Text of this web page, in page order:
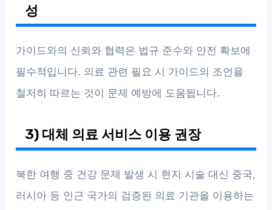
성
가이드와의 신뢰와 협력은 법규 준수와 안전 확보에
필수적입니다. 의료 관련 필요 시 가이드의 조언을
철저히 따르는 것이 문제 예방에 도움됩니다.
3) 대체 의료 서비스 이용 권장
북한 여행 중 건강 문제 발생 시 현지 시술 대신 중국,
러시아 등 인근 국가의 검증된 의료 기관을 이용하는